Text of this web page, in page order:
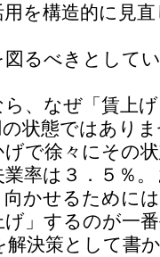
を構造的に見
るべきとして
、なぜ「賃上
状態ではあり
で徐々にその
率は３．５％
かせるために
」するのが一
解決策として書